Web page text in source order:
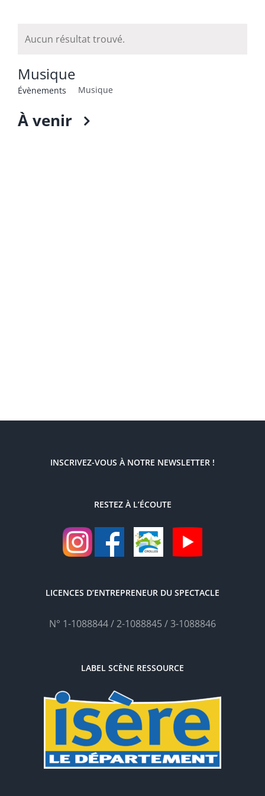
Aucun résultat trouvé.
Musique
Évènements Musique
À venir
INSCRIVEZ-VOUS À NOTRE NEWSLETTER !
RESTEZ À L’ÉCOUTE
LICENCES D’ENTREPRENEUR DU SPECTACLE
N° 1-1088844 / 2-1088845 / 3-1088846
LABEL SCÈNE RESSOURCE